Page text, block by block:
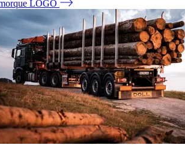
LOGO